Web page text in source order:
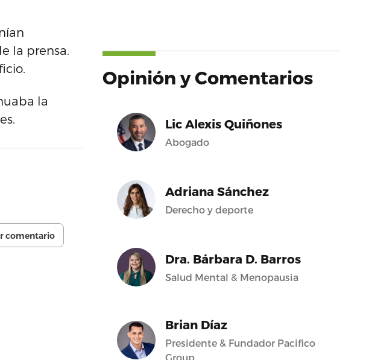
la prensa.
la
comentario
Opinión y Comentarios
Lic Alexis Quiñones
Abogado
Adriana Sánchez
Derecho y deporte
Dra. Bárbara D. Barros
Salud Mental & Menopausia
Brian Díaz
Presidente & Fundador Pacifico
Group